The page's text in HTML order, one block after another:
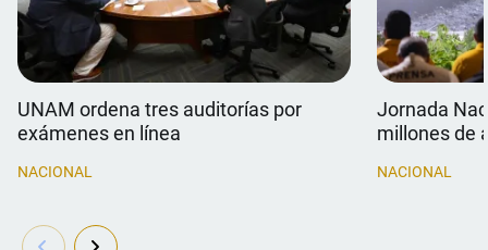
UNAM ordena tres auditorías por
exámenes en línea
NACIONAL
Jornada
millones de
NACIONAL